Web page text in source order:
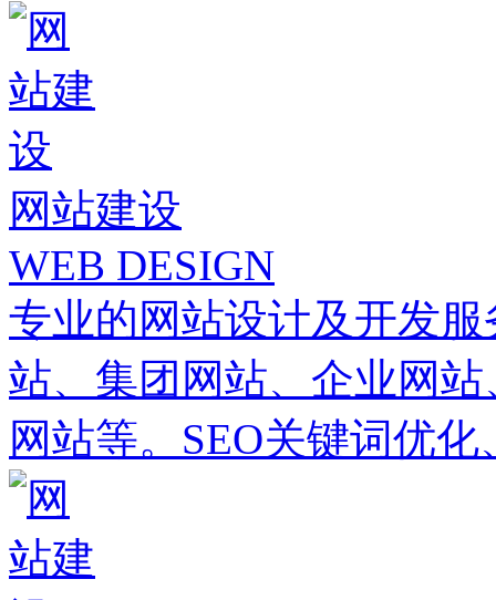
网站建设
WEB DESIGN
专业的网站设计及开发
站、集团网站、企业网
网站等。SEO关键词优